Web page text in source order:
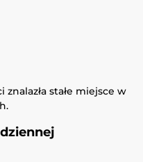
stałe miejsce w